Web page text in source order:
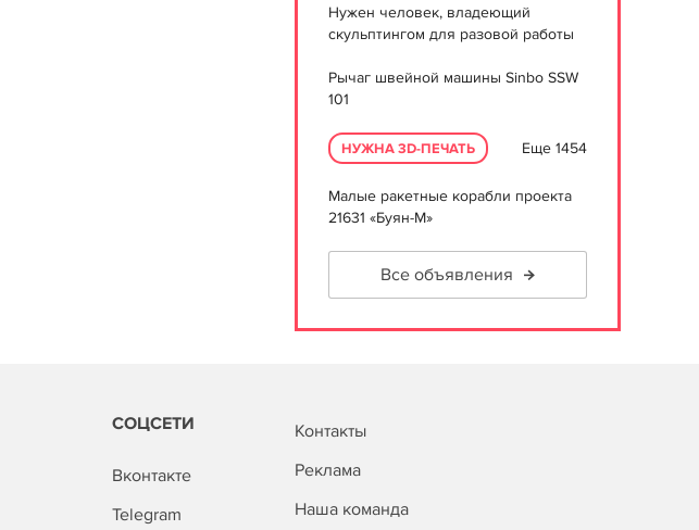
Нужен человек, владеющий
скульптингом для разовой работы
Рычаг швейной машины Sinbo SSW
101
НУЖНА 3D-ПЕЧАТЬ Еще 1454
Малые ракетные корабли проекта
21631 «Буян-М»
Все объявления
СОЦСЕТИ
Вконтакте
Telegram
Контакты
Реклама
Наша команда